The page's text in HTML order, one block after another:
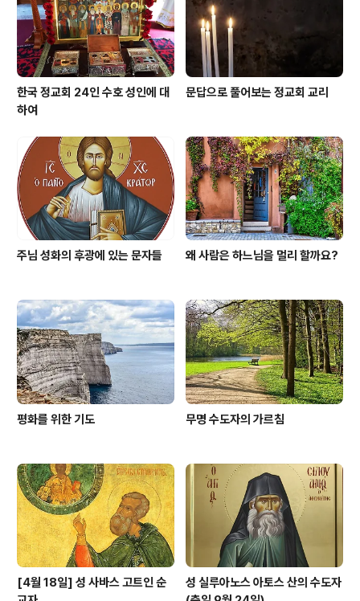
이므로 남의 불행을 보면 이를 자신의 잘못을 회개하는 기
회로 삼아야 한다고 충고했습니다.(..
한국 정교회 24인 수호 성인에 대
하여
문답으로 풀어보는 정교회 교리
주님 성화의 후광에 있는 문자들 왜 사람은 하느님을 멀리 할까요?
평화를 위한 기도 무명 수도자의 가르침
[4월 18일] 성 사바스 고트인 순
성 실루아노스 아토스 산의 수도자